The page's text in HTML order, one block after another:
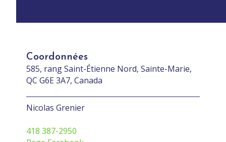
Coordonnées
585, rang Saint-Étienne Nord, Sainte-Marie,
QC G6E 3A7, Canada
Nicolas Grenier
418 387-2950